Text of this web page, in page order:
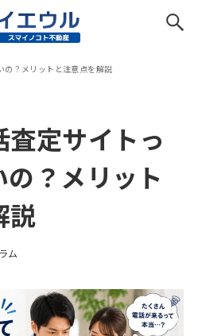
の？メリットと注意点を解説
定サイトっ
？メリット
説
ム